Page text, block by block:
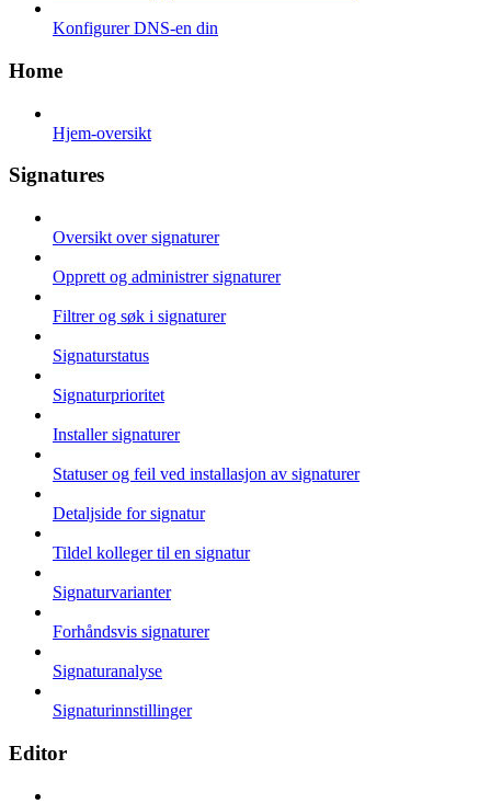
Konfigurer DNS-en din
Home
Hjem-oversikt
Signatures
Oversikt over signaturer
Opprett og administrer signaturer
Filtrer og søk i signaturer
Signaturstatus
Signaturprioritet
Installer signaturer
Statuser og feil ved installasjon av signaturer
Detaljside for signatur
Tildel kolleger til en signatur
Signaturvarianter
Forhåndsvis signaturer
Signaturanalyse
Signaturinnstillinger
Editor